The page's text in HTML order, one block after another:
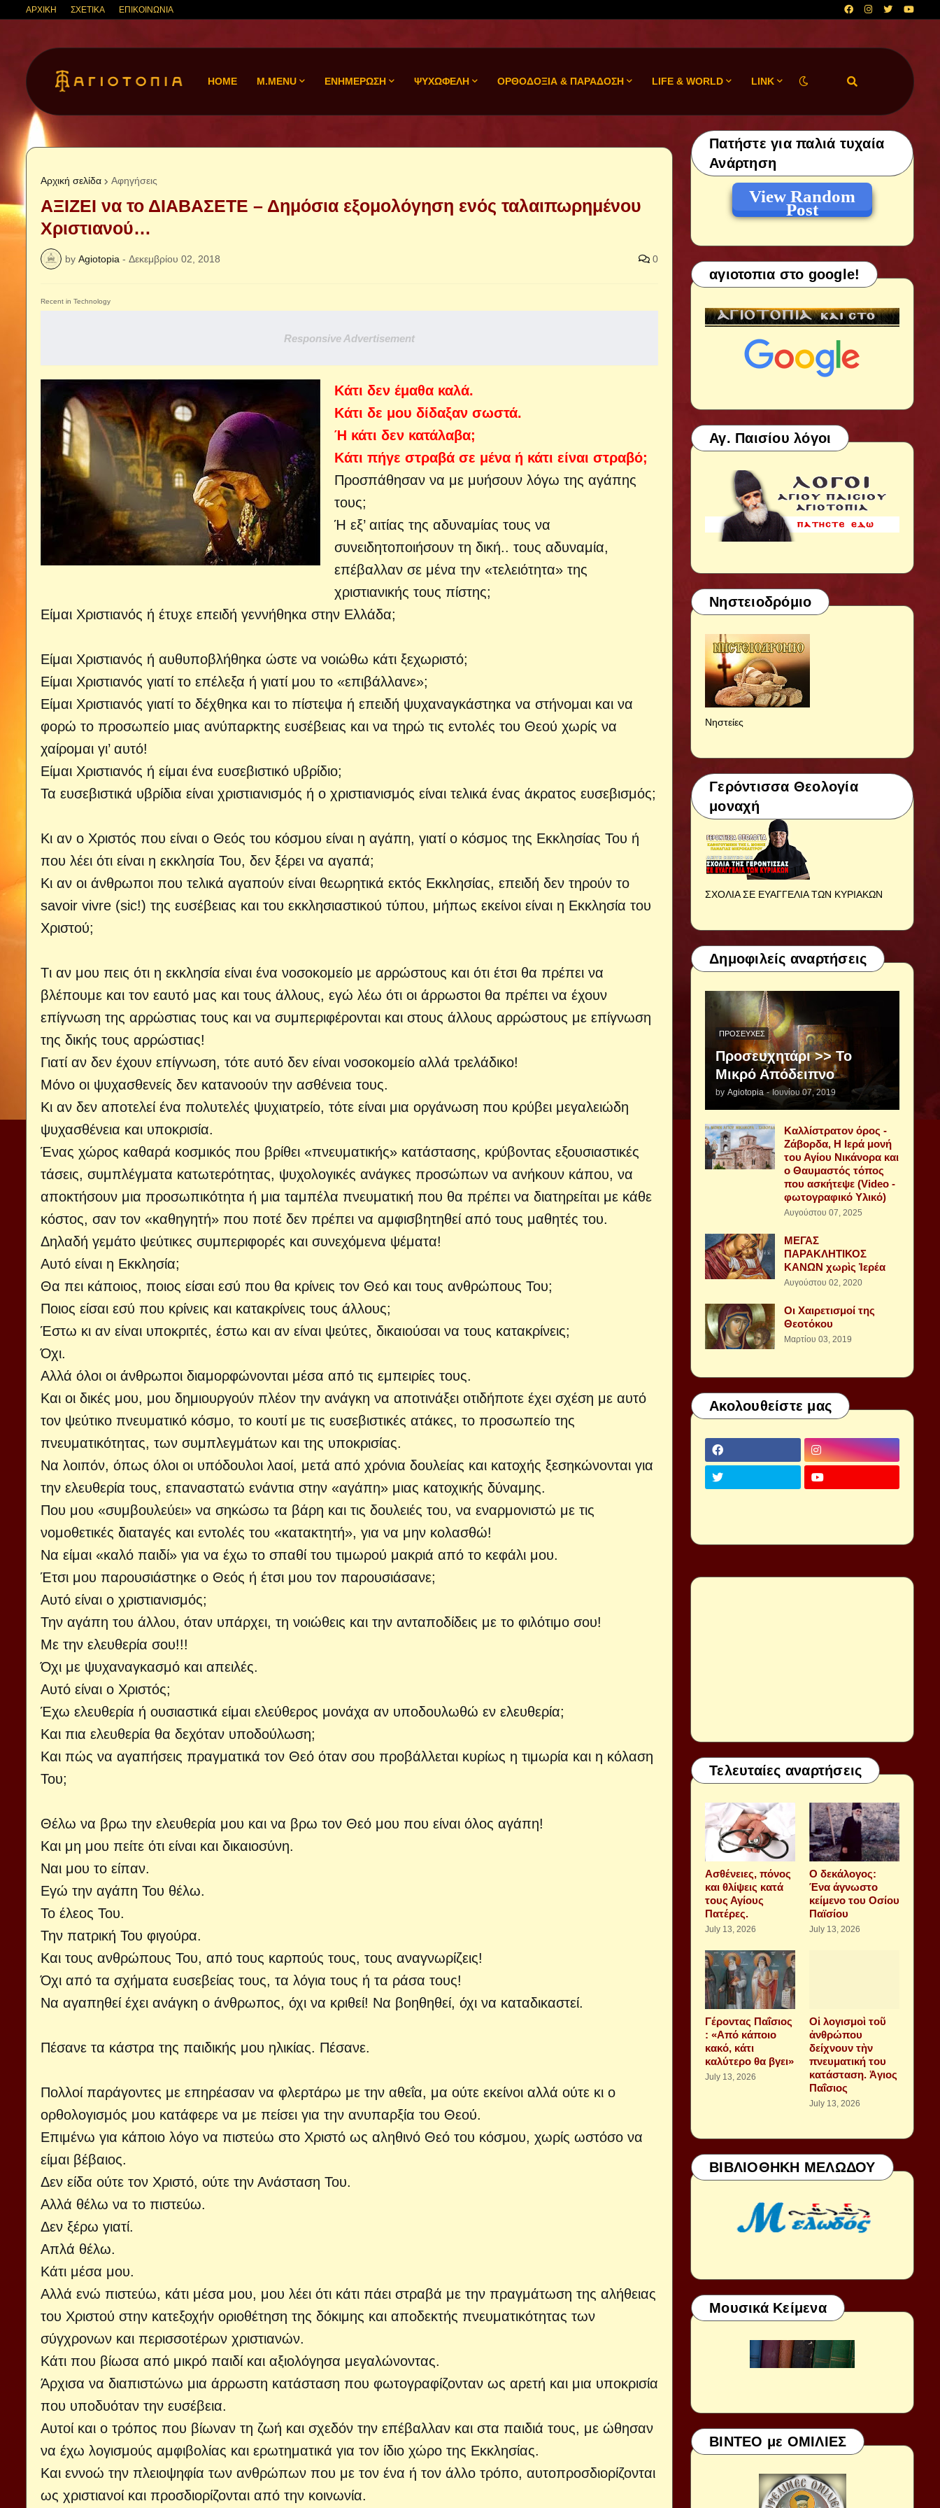
ΑΡΧΙΚΗ ΣΧΕΤΙΚΑ ΕΠΙΚΟΙΝΩΝΙΑ
HOME M.MENU ΕΝΗΜΕΡΩΣΗ ΨΥΧΩΦΕΛΗ ΟΡΘΟΔΟΞΙΑ & ΠΑΡΑΔΟΣΗ LIFE & WORLD LINK
Αρχική σελίδα Αφηγήσεις
ΑΞΙΖΕΙ να το ΔΙΑΒΑΣΕΤΕ – Δημόσια εξομολόγηση ενός ταλαιπωρημένου
Χριστιανού…
by Agiotopia - Δεκεμβρίου 02, 2018 0
Recent in Technology
Responsive Advertisement
Κάτι δεν έμαθα καλά.
Κάτι δε μου δίδαξαν σωστά.
Ή κάτι δεν κατάλαβα;
Κάτι πήγε στραβά σε μένα ή κάτι είναι στραβό;
Προσπάθησαν να με μυήσουν λόγω της αγάπης
τους;
Ή εξ’ αιτίας της αδυναμίας τους να
συνειδητοποιήσουν τη δική.. τους αδυναμία,
επέβαλλαν σε μένα την «τελειότητα» της
χριστιανικής τους πίστης;
Είμαι Χριστιανός ή έτυχε επειδή γεννήθηκα στην Ελλάδα;
Είμαι Χριστιανός ή αυθυποβλήθηκα ώστε να νοιώθω κάτι ξεχωριστό;
Είμαι Χριστιανός γιατί το επέλεξα ή γιατί μου το «επιβάλλανε»;
Είμαι Χριστιανός γιατί το δέχθηκα και το πίστεψα ή επειδή ψυχαναγκάστηκα να στήνομαι και να
φορώ το προσωπείο μιας ανύπαρκτης ευσέβειας και να τηρώ τις εντολές του Θεού χωρίς να
χαίρομαι γι’ αυτό!
Είμαι Χριστιανός ή είμαι ένα ευσεβιστικό υβρίδιο;
Τα ευσεβιστικά υβρίδια είναι χριστιανισμός ή ο χριστιανισμός είναι τελικά ένας άκρατος ευσεβισμός;
Κι αν ο Χριστός που είναι ο Θεός του κόσμου είναι η αγάπη, γιατί ο κόσμος της Εκκλησίας Του ή
που λέει ότι είναι η εκκλησία Του, δεν ξέρει να αγαπά;
Κι αν οι άνθρωποι που τελικά αγαπούν είναι θεωρητικά εκτός Εκκλησίας, επειδή δεν τηρούν το
savoir vivre (sic!) της ευσέβειας και του εκκλησιαστικού τύπου, μήπως εκείνοι είναι η Εκκλησία του
Χριστού;
Tι αν μου πεις ότι η εκκλησία είναι ένα νοσοκομείο με αρρώστους και ότι έτσι θα πρέπει να
βλέπουμε και τον εαυτό μας και τους άλλους, εγώ λέω ότι οι άρρωστοι θα πρέπει να έχουν
επίγνωση της αρρώστιας τους και να συμπεριφέρονται και στους άλλους αρρώστους με επίγνωση
της δικής τους αρρώστιας!
Γιατί αν δεν έχουν επίγνωση, τότε αυτό δεν είναι νοσοκομείο αλλά τρελάδικο!
Μόνο οι ψυχασθενείς δεν κατανοούν την ασθένεια τους.
Κι αν δεν αποτελεί ένα πολυτελές ψυχιατρείο, τότε είναι μια οργάνωση που κρύβει μεγαλειώδη
ψυχασθένεια και υποκρισία.
Ένας χώρος καθαρά κοσμικός που βρίθει «πνευματικής» κατάστασης, κρύβοντας εξουσιαστικές
τάσεις, συμπλέγματα κατωτερότητας, ψυχολογικές ανάγκες προσώπων να ανήκουν κάπου, να
αποκτήσουν μια προσωπικότητα ή μια ταμπέλα πνευματική που θα πρέπει να διατηρείται με κάθε
κόστος, σαν τον «καθηγητή» που ποτέ δεν πρέπει να αμφισβητηθεί από τους μαθητές του.
Δηλαδή γεμάτο ψεύτικες συμπεριφορές και συνεχόμενα ψέματα!
Αυτό είναι η Εκκλησία;
Θα πει κάποιος, ποιος είσαι εσύ που θα κρίνεις τον Θεό και τους ανθρώπους Του;
Ποιος είσαι εσύ που κρίνεις και κατακρίνεις τους άλλους;
Έστω κι αν είναι υποκριτές, έστω και αν είναι ψεύτες, δικαιούσαι να τους κατακρίνεις;
Όχι.
Αλλά όλοι οι άνθρωποι διαμορφώνονται μέσα από τις εμπειρίες τους.
Και οι δικές μου, μου δημιουργούν πλέον την ανάγκη να αποτινάξει οτιδήποτε έχει σχέση με αυτό
τον ψεύτικο πνευματικό κόσμο, το κουτί με τις ευσεβιστικές ατάκες, το προσωπείο της
πνευματικότητας, των συμπλεγμάτων και της υποκρισίας.
Να λοιπόν, όπως όλοι οι υπόδουλοι λαοί, μετά από χρόνια δουλείας και κατοχής ξεσηκώνονται για
την ελευθερία τους, επαναστατώ ενάντια στην «αγάπη» μιας κατοχικής δύναμης.
Που μου «συμβουλεύει» να σηκώσω τα βάρη και τις δουλειές του, να εναρμονιστώ με τις
νομοθετικές διαταγές και εντολές του «κατακτητή», για να μην κολασθώ!
Να είμαι «καλό παιδί» για να έχω το σπαθί του τιμωρού μακριά από το κεφάλι μου.
Έτσι μου παρουσιάστηκε ο Θεός ή έτσι μου τον παρουσιάσανε;
Αυτό είναι ο χριστιανισμός;
Την αγάπη του άλλου, όταν υπάρχει, τη νοιώθεις και την ανταποδίδεις με το φιλότιμο σου!
Με την ελευθερία σου!!!
Όχι με ψυχαναγκασμό και απειλές.
Αυτό είναι ο Χριστός;
Έχω ελευθερία ή ουσιαστικά είμαι ελεύθερος μονάχα αν υποδουλωθώ εν ελευθερία;
Και πια ελευθερία θα δεχόταν υποδούλωση;
Και πώς να αγαπήσεις πραγματικά τον Θεό όταν σου προβάλλεται κυρίως η τιμωρία και η κόλαση
Του;
Θέλω να βρω την ελευθερία μου και να βρω τον Θεό μου που είναι όλος αγάπη!
Και μη μου πείτε ότι είναι και δικαιοσύνη.
Ναι μου το είπαν.
Εγώ την αγάπη Του θέλω.
Το έλεος Του.
Την πατρική Του φιγούρα.
Και τους ανθρώπους Του, από τους καρπούς τους, τους αναγνωρίζεις!
Όχι από τα σχήματα ευσεβείας τους, τα λόγια τους ή τα ράσα τους!
Να αγαπηθεί έχει ανάγκη ο άνθρωπος, όχι να κριθεί! Να βοηθηθεί, όχι να καταδικαστεί.
Πέσανε τα κάστρα της παιδικής μου ηλικίας. Πέσανε.
Πολλοί παράγοντες με επηρέασαν να φλερτάρω με την αθεΐα, μα ούτε εκείνοι αλλά ούτε κι ο
ορθολογισμός μου κατάφερε να με πείσει για την ανυπαρξία του Θεού.
Επιμένω για κάποιο λόγο να πιστεύω στο Χριστό ως αληθινό Θεό του κόσμου, χωρίς ωστόσο να
είμαι βέβαιος.
Δεν είδα ούτε τον Χριστό, ούτε την Ανάσταση Του.
Αλλά θέλω να το πιστεύω.
Δεν ξέρω γιατί.
Απλά θέλω.
Κάτι μέσα μου.
Αλλά ενώ πιστεύω, κάτι μέσα μου, μου λέει ότι κάτι πάει στραβά με την πραγμάτωση της αλήθειας
του Χριστού στην κατεξοχήν οριοθέτηση της δόκιμης και αποδεκτής πνευματικότητας των
σύγχρονων και περισσοτέρων χριστιανών.
Κάτι που βίωσα από μικρό παιδί και αξιολόγησα μεγαλώνοντας.
Άρχισα να διαπιστώνω μια άρρωστη κατάσταση που φωτογραφίζονταν ως αρετή και μια υποκρισία
που υποδυόταν την ευσέβεια.
Αυτοί και ο τρόπος που βίωναν τη ζωή και σχεδόν την επέβαλλαν και στα παιδιά τους, με ώθησαν
να έχω λογισμούς αμφιβολίας και ερωτηματικά για τον ίδιο χώρο της Εκκλησίας.
Και εννοώ την πλειοψηφία των ανθρώπων που με τον ένα ή τον άλλο τρόπο, αυτοπροσδιορίζονται
ως χριστιανοί και προσδιορίζονται από την κοινωνία.
Πατήστε για παλιά τυχαία
Ανάρτηση
View Random
Post
αγιοτοπια στο google!
Αγ. Παισίου λόγοι
Νηστειοδρόμιο
Νηστείες
Γερόντισσα Θεολογία
μοναχή
ΣΧΟΛΙΑ ΣΕ ΕΥΑΓΓΕΛΙΑ ΤΩΝ ΚΥΡΙΑΚΩΝ
Δημοφιλείς αναρτήσεις
ΠΡΟΣΕΥΧΈΣ
Προσευχητάρι >> Το
Μικρό Απόδειπνο
by Agiotopia - Ιουνίου 07, 2019
Καλλίστρατον όρος -
Ζάβορδα, Η Ιερά μονή
του Αγίου Νικάνορα και
ο Θαυμαστός τόπος
που ασκήτεψε (Video -
φωτογραφικό Υλικό)
Αυγούστου 07, 2025
ΜΕΓΑΣ
ΠΑΡΑΚΛΗΤΙΚΟΣ
ΚΑΝΩΝ χωρὶς Ἱερέα
Αυγούστου 02, 2020
Οι Χαιρετισμοί της
Θεοτόκου
Μαρτίου 03, 2019
Ακολουθείστε μας
Τελευταίες αναρτήσεις
Aσθένειες, πόνος
και θλίψεις κατά
τους Αγίους
Πατέρες.
July 13, 2026
Ο δεκάλογος:
Ένα άγνωστο
κείμενο του Οσίου
Παϊσίου
July 13, 2026
Γέροντας Παΐσιος
: «Από κάποιο
κακό, κάτι
καλύτερο θα βγει»
July 13, 2026
Οἱ λογισμοὶ τοῦ
ἀνθρώπου
δείχνουν τὴν
πνευματική του
κατάσταση. Ἁγιος
Παΐσιος
July 13, 2026
ΒΙΒΛΙΟΘΗΚΗ ΜΕΛΩΔΟΥ
Μουσικά Κείμενα
ΒΙΝΤΕΟ με ΟΜΙΛΙΕΣ